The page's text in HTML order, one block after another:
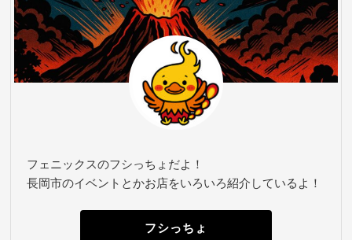
フェニックスのフシっちょだよ！
長岡市のイベントとかお店をいろいろ紹介しているよ！
フシっちょ